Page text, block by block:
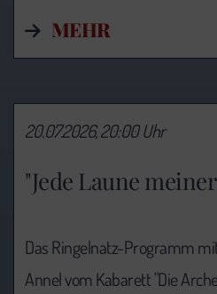
MEHR
"Jede Laune
20.07.2026, 20:00 Uhr
Das Ringelnatz-Programm
Annel vom Kabarett "Die